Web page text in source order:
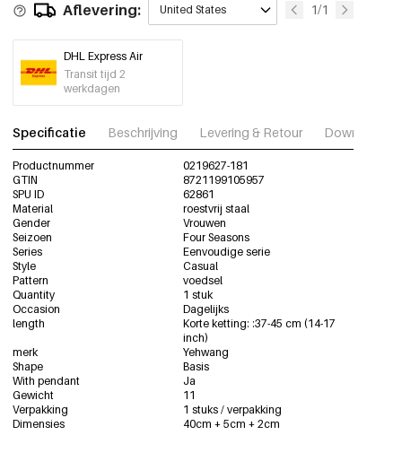
Aflevering: United States 1/1
DHL Express Air
Transit tijd 2
werkdagen
Specificatie Beschrijving Levering & Retour Download
Productnummer
0219627-181
GTIN
8721199105957
SPU ID
62861
Material
roestvrij staal
Gender
Vrouwen
Seizoen
Four Seasons
Series
Eenvoudige serie
Style
Casual
Pattern
voedsel
Quantity
1 stuk
Occasion
Dagelijks
length
Korte ketting: :37-45 cm (14-17
inch)
merk
Yehwang
Shape
Basis
With pendant
Ja
Gewicht
11
Verpakking
1 stuks / verpakking
Dimensies
40cm + 5cm + 2cm